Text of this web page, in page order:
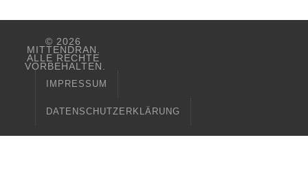
© 2026
MITTENDRAN.
ALLE RECHTE
VORBEHALTEN.
IMPRESSUM
DATENSCHUTZERKLÄRUNG